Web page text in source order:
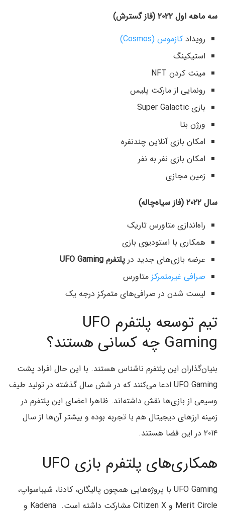
سه ماهه اول ۲۰۲۲ (فاز گسترش)
رویداد کازموس (Cosmos)
استیکینگ
مینت کردن NFT
رونمایی از مارکت پلیس
بازی Super Galactic
ورژن بتا
امکان بازی آنلاین چندنفره
امکان بازی نفر به نفر
زمین مجازی
سال ۲۰۲۲ (فاز سیاه‌چاله)
راه‌اندازی متاورس تاریک
همکاری با استودیوی بازی
عرضه بازی‌های جدید در پلتفرم UFO Gaming
صرافی غیرمتمرکز متاورس
لیست شدن در صرافی‌های متمرکز درجه یک
تیم توسعه پلتفرم UFO
Gaming چه کسانی هستند؟
بنیان‌گذاران این پلتفرم ناشناس هستند. با این حال افراد پشت
UFO Gaming ادعا می‌کنند که در شش سال گذشته در تولید طیف
وسیعی از بازی‌ها نقش داشته‌اند. ظاهرا اعضای این پلتفرم در
زمینه ارزهای دیجیتال هم با تجربه بوده و بیشتر آن‌ها از سال
۲۰۱۴ در این فضا هستند.
همکاری‌های پلتفرم بازی UFO
UFO Gaming با پروژه‌هایی همچون پالیگان، کادنا، شیباسواپ،
Merit Circle و Citizen X مشارکت داشته است. Kadena و